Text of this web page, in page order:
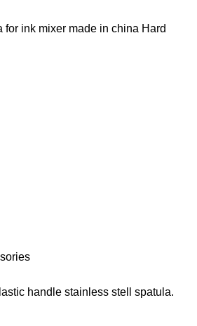
for ink mixer made in china Hard
handle stainless stell spatula.